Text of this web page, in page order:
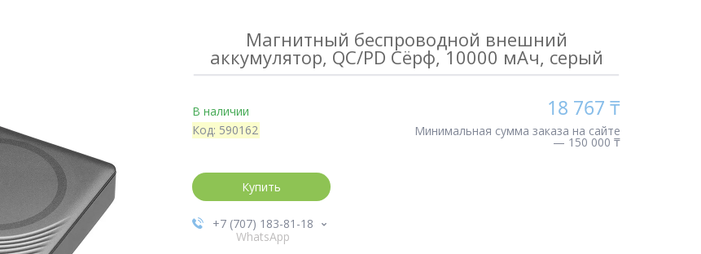
Магнитный беспроводной внешний
аккумулятор, QC/PD Сёрф, 10000 мАч, серый
В наличии
Код: 590162
18 767 ₸
Минимальная сумма заказа на сайте
— 150 000 ₸
Купить
+7 (707) 183-81-18
WhatsApp